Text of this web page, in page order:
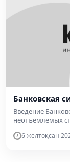
Банковская
Введение
неотъемлемых
6 желтоқсан